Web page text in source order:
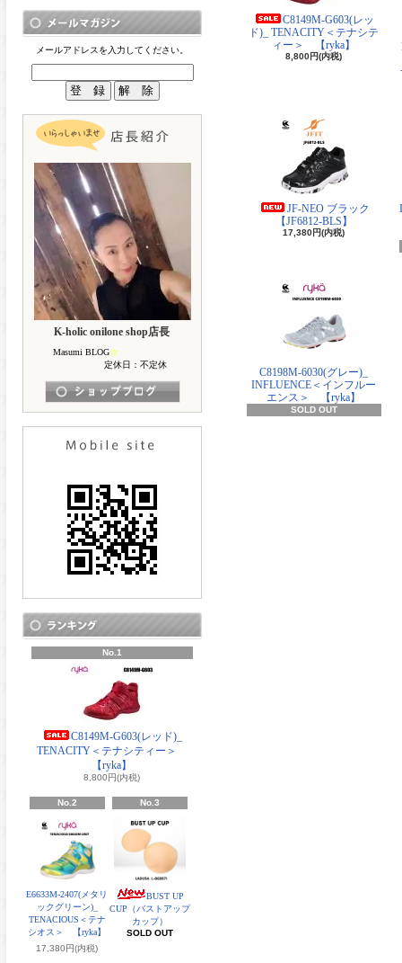
メールアドレスを入力してください。
K-holic onilone shop店長
Masumi BLOG☆
定休日：不定休
No.1
C8149M-G603(レッド)_
TENACITY＜テナシティー＞
【ryka】
8,800円(内税)
No.2
E6633M-2407(メタリ
ックグリーン)_
TENACIOUS＜テナ
シオス＞ 【ryka】
17,380円(内税)
No.3
BUST UP
CUP（バストアップ
カップ）
SOLD OUT
C8149M-G603(レッ
ド)_ TENACITY＜テナシテ
ィー＞ 【ryka】
8,800円(内税)
JF-NEO ブラック
【JF6812-BLS】
17,380円(内税)
C8198M-6030(グレー)_
INFLUENCE＜インフルー
エンス＞ 【ryka】
SOLD OUT